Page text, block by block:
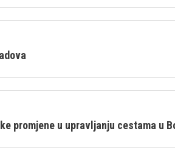
promjene u upravljanju cestama u